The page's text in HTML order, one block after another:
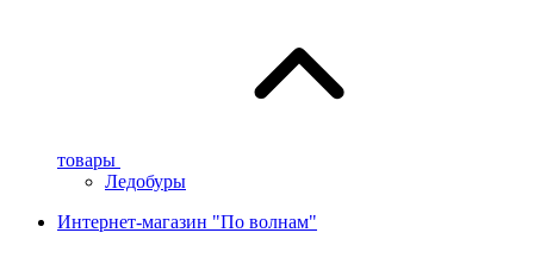
товары
Ледобуры
Интернет-магазин "По волнам"